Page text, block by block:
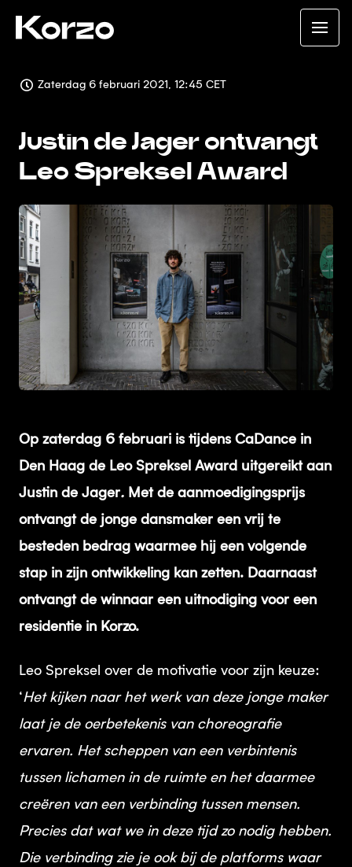
Zaterdag 6 februari 2021, 12:45 CET
Justin de Jager ontvangt
Leo Spreksel Award
JPEG
Op zaterdag 6 februari is tijdens CaDance in
Den Haag de Leo Spreksel Award uitgereikt aan
Justin de Jager. Met de aanmoedigingsprijs
ontvangt de jonge dansmaker een vrij te
besteden bedrag waarmee hij een volgende
stap in zijn ontwikkeling kan zetten. Daarnaast
ontvangt de winnaar een uitnodiging voor een
residentie in Korzo.
Leo Spreksel over de motivatie voor zijn keuze:
‘Het kijken naar het werk van deze jonge maker
laat je de oerbetekenis van choreografie
ervaren. Het scheppen van een verbintenis
tussen lichamen in de ruimte en het daarmee
creëren van een verbinding tussen mensen.
Precies dat wat we in deze tijd zo nodig hebben.
Die verbinding zie je ook bij de platforms waar